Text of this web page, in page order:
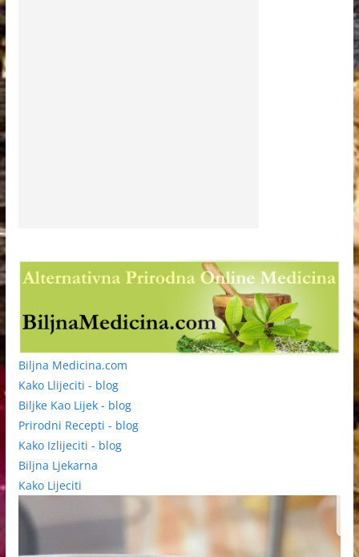
Biljna Medicina.com
Kako Llijeciti - blog
Biljke Kao Lijek - blog
Prirodni Recepti - blog
Kako Izlijeciti - blog
Biljna Ljekarna
Kako Lijeciti